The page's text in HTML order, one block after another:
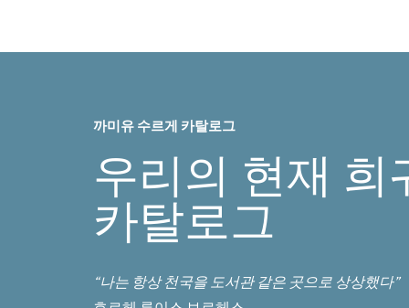
까미유 수르게 카탈로그
우리의 현재 희
카탈로그
“나는 항상 천국을 도서관 같은 곳으로 상상했다”